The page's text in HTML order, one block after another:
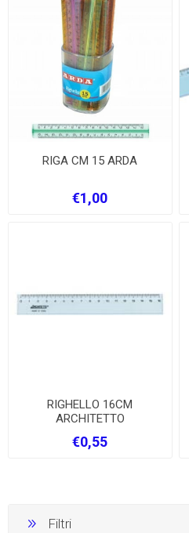
RIGA CM 15 ARDA
€1,00
RIGHELLO 16CM
ARCHITETTO
€0,55
Filtri